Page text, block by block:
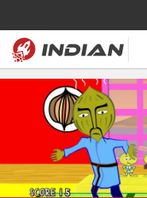
Magazín
Recenze
Videa